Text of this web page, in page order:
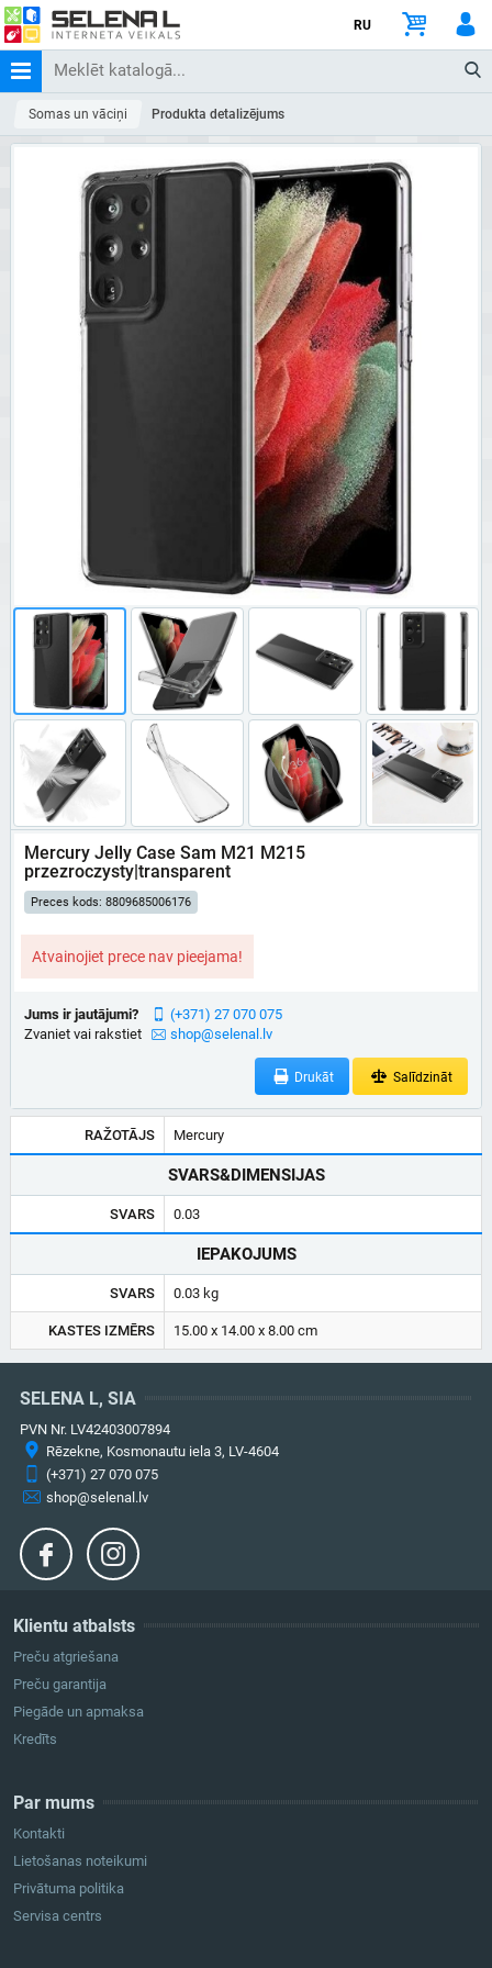
RU
Somas un vāciņi Produkta detalizējums
Mercury Jelly Case Sam M21 M215
przezroczysty|transparent
Preces kods: 8809685006176
Atvainojiet prece nav pieejama!
Jums ir jautājumi?
Zvaniet vai rakstiet
(+371) 27 070 075
shop@selenal.lv
Drukāt Salīdzināt
RAŽOTĀJS Mercury
SVARS&DIMENSIJAS
SVARS 0.03
IEPAKOJUMS
SVARS 0.03 kg
KASTES IZMĒRS 15.00 x 14.00 x 8.00 cm
Klientu atbalsts
Preču atgriešana
Preču garantija
Piegāde un apmaksa
Kredīts
Par mums
Kontakti
Lietošanas noteikumi
Privātuma politika
Servisa centrs
SELENA L, SIA
PVN Nr. LV42403007894
Rēzekne, Kosmonautu iela 3, LV-4604
(+371) 27 070 075
shop@selenal.lv